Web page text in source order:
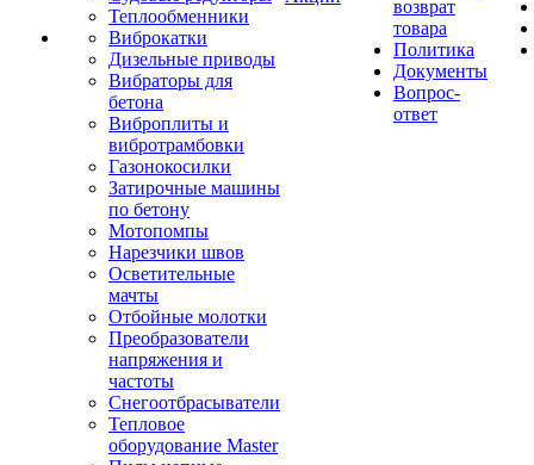
Теплообменники
Виброкатки
Дизельные приводы
Вибраторы для
бетона
Виброплиты и
вибротрамбовки
Газонокосилки
Затирочные машины
по бетону
Мотопомпы
Нарезчики швов
Осветительные
мачты
Отбойные молотки
Преобразователи
напряжения и
частоты
Снегоотбрасыватели
Тепловое
оборудование Master
возврат
товара
Политика
Документы
Вопрос-
ответ